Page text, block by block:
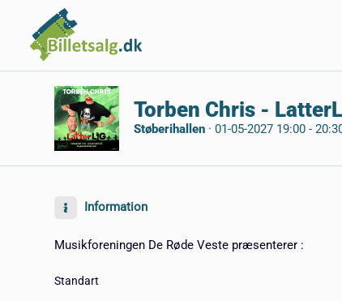
Torben Chris -
Støberihallen ·01-05-2027 19:00 -
Information
Musikforeningen De Røde Veste præsenterer :
Standart